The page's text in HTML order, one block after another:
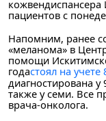
пациентов с
Напомним, ранее
«меланома» в
помощи
годастоял на учете
диагностирована у
также у семи. Все
врача-онколога.